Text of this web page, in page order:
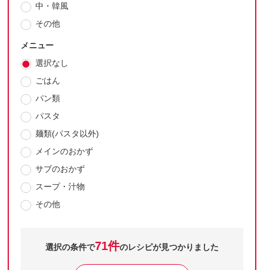
中・韓風
その他
メニュー
選択なし
ごはん
パン類
パスタ
麺類(パスタ以外)
メインのおかず
サブのおかず
スープ・汁物
その他
選択の条件で71件のレシピが見つかりました